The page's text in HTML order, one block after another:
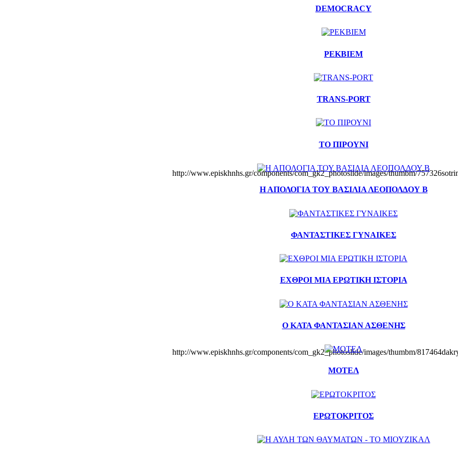
http://www.episkhnhs.gr/components/com_gk2_photoslide/images/thumbm/
http://www.episkhnhs.gr/components/com_gk2_photoslide/images/thumbm/
DEMOCRACY
ΡΕΚΒΙΕΜ
TRANS-PORT
ΤΟ ΠΙΡΟΥΝΙ
Η ΑΠΟΛΟΓΙΑ ΤΟΥ ΒΑΣΙΛΙΑ ΛΕΟΠΟΛΔΟΥ Β
ΦΑΝΤΑΣΤΙΚΕΣ ΓΥΝΑΙΚΕΣ
ΕΧΘΡΟΙ ΜΙΑ ΕΡΩΤΙΚΗ ΙΣΤΟΡΙΑ
Ο ΚΑΤΑ ΦΑΝΤΑΣΙΑΝ ΑΣΘΕΝΗΣ
ΜΟΤΕΛ
ΕΡΩΤΟΚΡΙΤΟΣ